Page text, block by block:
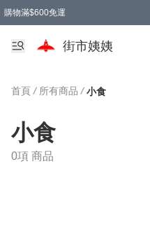
購物滿$600免運
街市姨姨
首頁 / 所有商品 / 小食
小食
0項 商品